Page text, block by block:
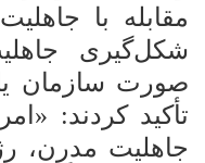
مقابله با
شکل‌گیری
صورت سازمان
تأکید کردند:
جاهلیت مدرن،